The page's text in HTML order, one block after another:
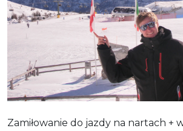
Zamiłowanie do jazdy na nartach +